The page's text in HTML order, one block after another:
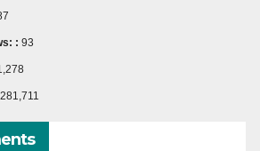
: 93
281,711